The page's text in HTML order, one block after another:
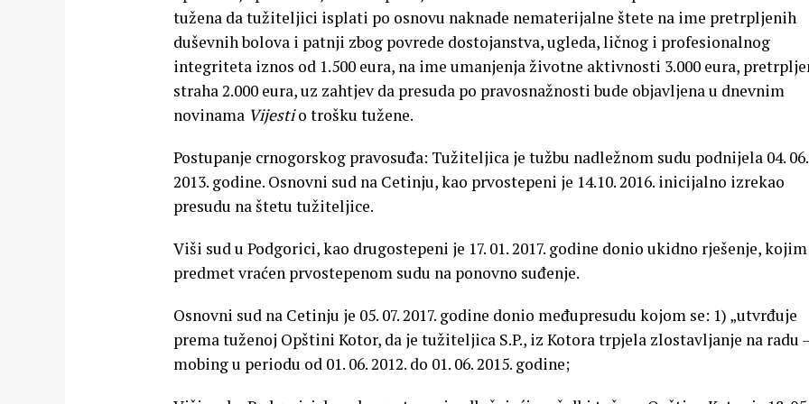
tužena da tužiteljici isplati po osnovu naknade nematerijalne štete na ime pretrpljenih
duševnih bolova i patnji zbog povrede dostojanstva, ugleda, ličnog i profesionalnog
integriteta iznos od 1.500 eura, na ime umanjenja životne aktivnosti 3.000 eura,
straha 2.000 eura, uz zahtjev da presuda po pravosnažnosti bude objavljena u dnevnim
novinama Vijestio trošku tužene.
Postupanje crnogorskog pravosuđa: Tužiteljica je tužbu nadležnom sudu podnijela 04. 06.
2013. godine. Osnovni sud na Cetinju, kao prvostepeni je 14.10. 2016. inicijalno izrekao
presudu na štetu tužiteljice.
Viši sud u Podgorici, kao drugostepeni je 17. 01. 2017. godine donio ukidno rješenje,
predmet vraćen prvostepenom sudu na ponovno suđenje.
Osnovni sud na Cetinju je 05. 07. 2017. godine donio međupresudu kojom se: 1) „utvrđuje
prema tuženoj Opštini Kotor, da je tužiteljica S.P., iz Kotora trpjela zlostavljanje na radu –
mobing u periodu od 01. 06. 2012. do 01. 06. 2015. godine;